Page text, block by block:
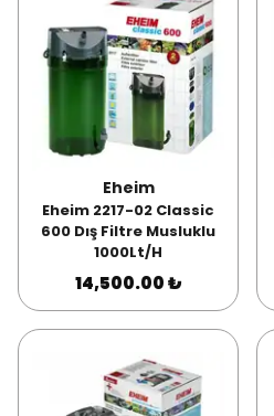
Eheim
Eheim 2217-02 Classic
600 Dış Filtre Musluklu
1000Lt/H
14,500.00 ₺